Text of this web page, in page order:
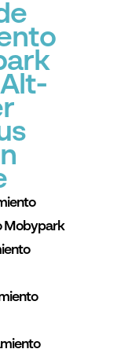
Mobypark